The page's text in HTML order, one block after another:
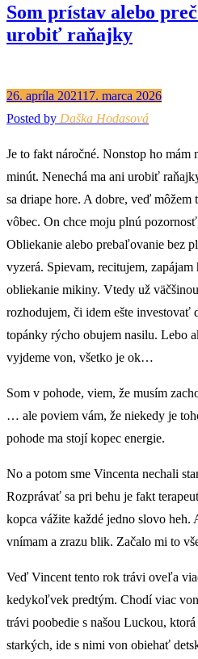
Som prístav alebo
urobiť raňajky
26. apríla 202117. marca 2026
Posted by Daška Hodasová
Je to fakt náročné. Nonstop ho
minút. Nenechá ma ani urobiť
sa driape hore. A dobre, veď
vôbec. On chce moju plnú
Obliekanie alebo prebaľovanie bez
vyzerá. Spievam, recitujem,
obliekanie mikiny. Vtedy už
rozhodujem, či idem ešte investovať
topánky rýcho obujem nasilu. Lebo
vyjdeme von, všetko je ok…
Som v pohode, viem, že musím
… ale poviem vám, že niekedy je
pohode ma stojí kopec energie.
No a potom sme Vincenta nechali
Rozprávať sa pri behu je fakt
kopca vážite každé jedno slovo heh.
vnímam a zrazu blik. Začalo mi to
Veď Vincent tento rok trávi oveľa
kedykoľvek predtým. Chodí viac
trávi poobedie s našou Luckou,
starkých, ide s nimi von obiehať